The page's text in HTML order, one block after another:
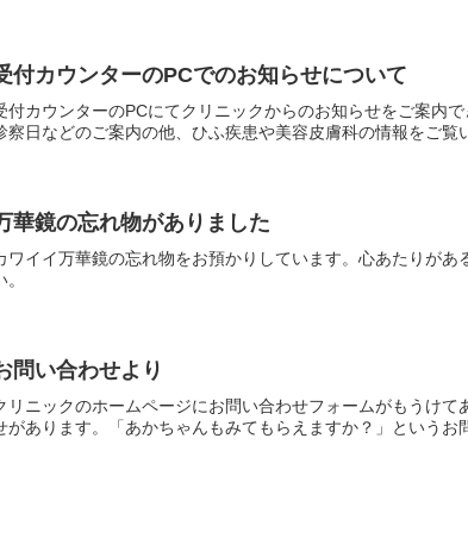
付カウンターのPCでのお知らせについて
付カウンターのPCにてクリニックからのお知らせをご案内で
察日などのご案内の他、ひふ疾患や美容皮膚科の情報をご覧
華鏡の忘れ物がありました
ワイイ万華鏡の忘れ物をお預かりしています。心あたりがあ
。
問い合わせより
リニックのホームページにお問い合わせフォームがもうけて
があります。「あかちゃんもみてもらえますか？」というお